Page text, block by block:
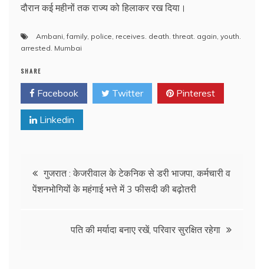
दौरान कई महीनों तक राज्य को हिलाकर रख दिया।
Ambani ,family police receives. death. threat. again youth.
arrested. Mumbai
SHARE
Facebook Twitter Pinterest
Linkedin
Post
navigation
गुजरात : केजरीवाल के टेकनिक से डरी भाजपा, कर्मचारी व
पेंशनभोगियों के महंगाई भत्ते में 3 फीसदी की बढ़ोतरी
पति की मर्यादा बनाए रखें, परिवार सुरक्षित रहेगा